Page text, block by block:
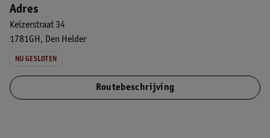
Adres
Keizerstraat 34
1781GH
Den Helder
NU GESLOTEN
Routebeschrijving